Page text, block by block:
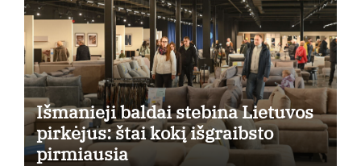
Išmanieji baldai stebina Lietuvos
pirkėjus: štai kokį išgraibsto
pirmiausia